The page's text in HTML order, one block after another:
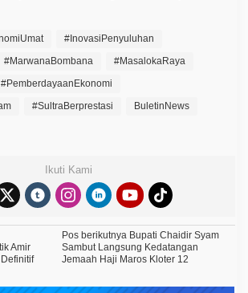
#InovasiPenyuluhan
#MarwanaBombana
#MasalokaRaya
#PemberdayaanEkonomi
#SultraBerprestasi BuletinNews
Ikuti Kami
Amir
Pos berikutnyaBupati Chaidir Syam
Sambut Langsung Kedatangan
Jemaah Haji Maros Kloter 12